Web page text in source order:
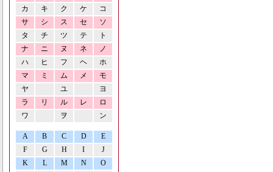
カ
キ ク ケ
コ
サ
シ ス セ
ソ
タ
チ ツ テ
ト
ナ
ニ ヌ ネ
ノ
ハ
ヒ フ ヘ
ホ
マ
ミ ム メ
モ
ヤ
ユ
ヨ
ラ
リ ル レ
ロ
ワ
ヲ ン
A B C D
E
F
G H I
J
K
L M N O